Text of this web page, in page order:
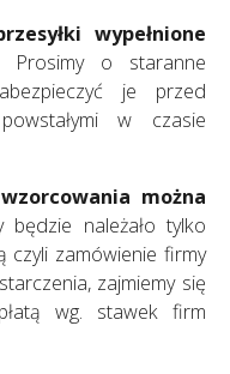
wypełnione
Prosimy o staranne
je przed
w czasie
można
należało tylko
czyli zamówienie firmy
zajmiemy się
wg. stawek firm